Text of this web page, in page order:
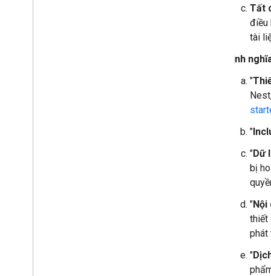
Tất
điều
tài
Định
"
"
"Dữ
bị
"Nội
thiết
phát
"